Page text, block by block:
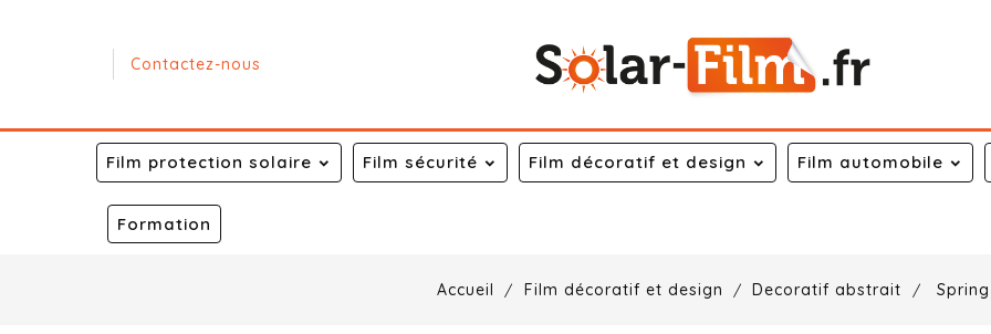
Contactez-nous
Film protection solaire Film sécurité Film décoratif et design Film automobile
Formation
Accueil Film décoratif et design Decoratif abstrait